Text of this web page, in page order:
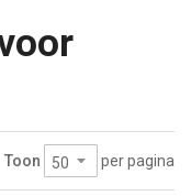
Toon per pagina